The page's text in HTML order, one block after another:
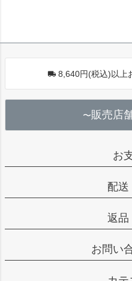
8,640円(税込)以上
〜販売店
お
配送
返品
お問い